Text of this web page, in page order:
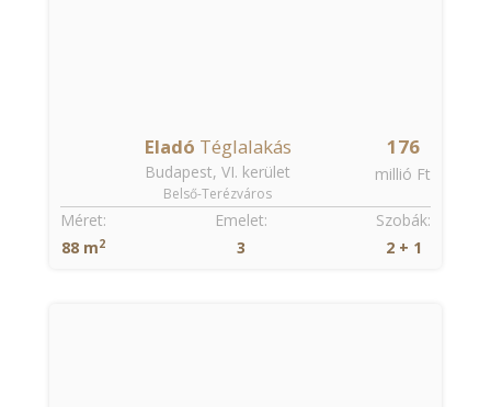
176
millió Ft
Eladó Téglalakás
Budapest, VI. kerület
Belső-Terézváros
Szobák:
2 + 1
Méret:
88 m2
Emelet:
3